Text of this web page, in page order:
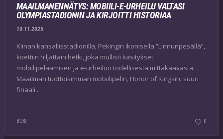
MAAILMANENNÄTYS: MOBIILI-E-URHEILU VALTASI
OLYMPIASTADIONIN JA KIRJOITTI HISTORIAA
10.11.2025
Kiinan kansallisstadionilla, Pekingin ikonisella ”Linnunpesällä”,
koettiin hiljattain hetki, joka mullisti käsitykset
mobiilipelaamisen ja e-urheilun todellisesta mittakaavasta.
Maailman tuottoisimman mobiilipelin, Honor of Kingsin, suuri
finaali...
BOSS 0